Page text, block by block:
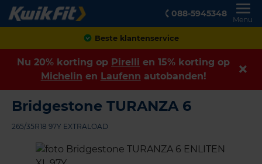
088-5945348
Menu
Achteraf betalen
Nu 20% korting op Pirelli en 15% korting op
Michelin en Laufenn autobanden!
Bridgestone TURANZA 6
265/35R18 97Y EXTRALOAD